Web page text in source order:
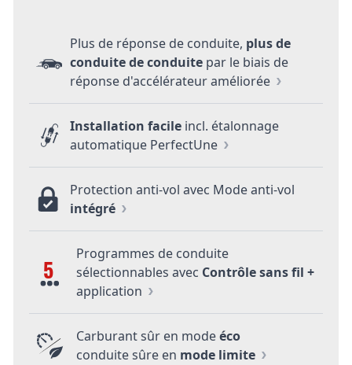
Plus de réponse de conduite, plus de
conduite de conduite par le biais de
réponse d'accélérateur améliorée
Installation facile incl. étalonnage
automatique PerfectUne
Protection anti-vol avec Mode anti-vol
intégré
5
Programmes de conduite
sélectionnables avec Contrôle sans fil +
application
Carburant sûr en modeéco
conduite sûre en mode limite